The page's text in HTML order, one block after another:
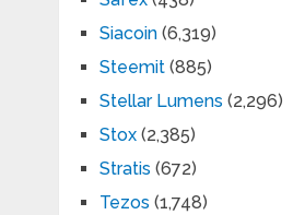
Siacoin(6,319)
Steemit(885)
Stellar Lumens (2,296)
Stox(2,385)
Stratis (672)
Tezos (1,748)